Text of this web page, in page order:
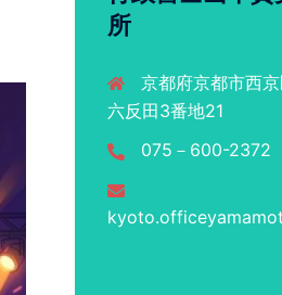
所
京都府京都市西
六反田3番地21
075－600-2372